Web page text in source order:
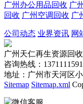
广州办公用品回收 广
回收 广州空调回收 广
公司动态 业界资讯 网
广州天仁再生资源回
咨询热线：
地址：广州市天河区
Sitemap Sitemap.xml